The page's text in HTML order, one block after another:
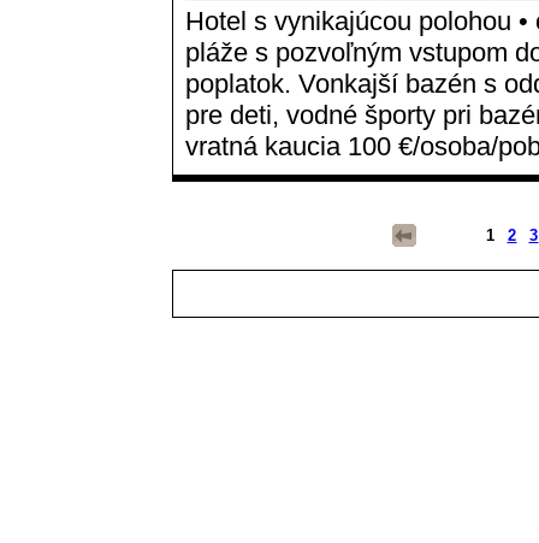
Hotel s vynikajúcou polohou
pláže s pozvoľným vstupom
poplatok. Vonkajší bazén s
pre deti, vodné športy pri
vratná kaucia 100 €/osoba/
1 2 3